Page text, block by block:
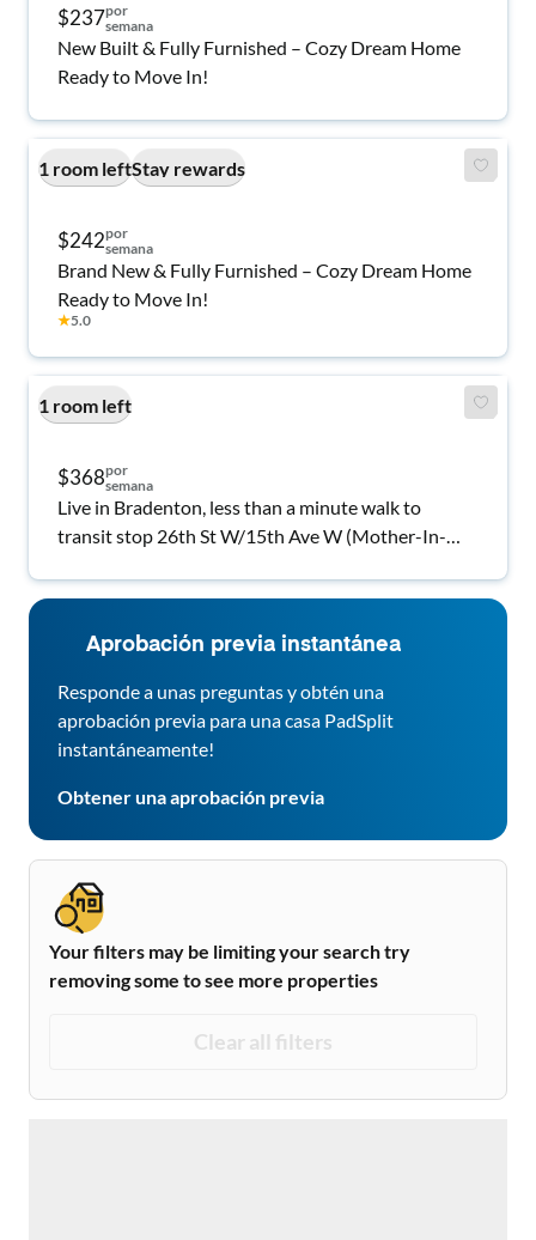
$237por
semana
New Built & Fully Furnished – Cozy Dream Home
Ready to Move In!
1 room leftStay rewards
$242por
semana
Brand New & Fully Furnished – Cozy Dream Home
Ready to Move In!
★5.0
1 room left
$368por
semana
Live in Bradenton, less than a minute walk to
transit stop 26th St W/15th Ave W (Mother-In-
Aprobación previa instantánea
Responde a unas preguntas y obtén una
aprobación previa para una casa PadSplit
instantáneamente!
Obtener una aprobación previa
Your filters may be limiting your search try
removing some to see more properties
Clear all filters